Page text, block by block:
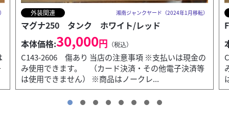
外装関連 湘南ジャンクヤード（2024年1月移転）
FTR223 タンク ブラック
本体価格:35,000円 （税込）
C142-2606 傷あり 当店の注意事項 ※支払いは現金の
み使用できます。 （カード決済・その他電子決済等
は使用できません） ※商品はノークレ...